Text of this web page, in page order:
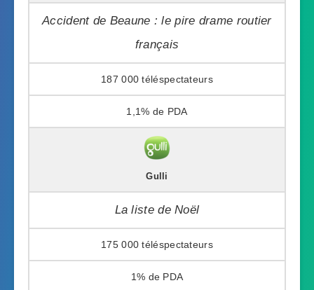
Accident de Beaune : le pire drame routier
français
187 000
1,1%
Gulli
La liste de Noël
175 000
1%